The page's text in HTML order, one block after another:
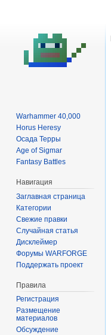
Warhammer 40,000
Horus Heresy
Осада Терры
Age of Sigmar
Fantasy Battles
Навигация
Заглавная страница
Категории
Свежие правки
Случайная статья
Дисклеймер
Форумы WARFORGE
Поддержать проект
Правила
Регистрация
Размещение
материалов
Обсуждение